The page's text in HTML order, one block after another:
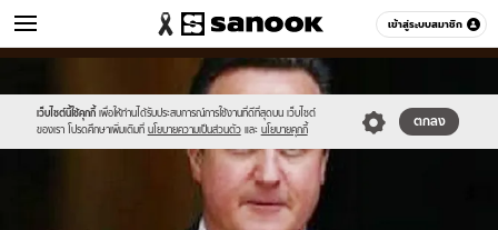
เข้าสู่ระบบสมาชิก
ข่าว หมวดอื่นๆ
เว็บไซต์นี้ใช้คุกกี้ เพื่อให้ท่านได้รับประสบการณ์การใช้งานที่ดีที่สุดบน เว็บไซต์
ของเรา โปรดศึกษาเพิ่มเติมที่ นโยบายความเป็นส่วนตัว และ นโยบายคุกกี้
ตกลง
//s.isanook.com/sr/0/images/logo-
new-
sanook.png
//s.isanook.com/ns/0/ud/367/1837086/634788-
01.jpg